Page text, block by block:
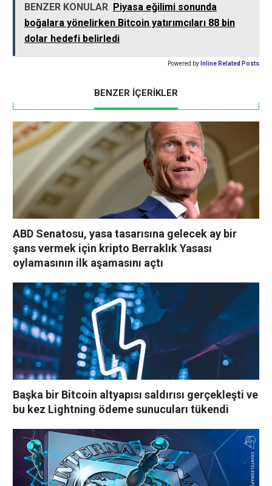
BENZER KONULAR Piyasa eğilimi sonunda
boğalara yönelirken Bitcoin yatırımcıları 88 bin
dolar hedefi belirledi
Powered by Inline Related Posts
BENZER İÇERİKLER
ABD Senatosu, yasa tasarısına gelecek ay bir
şans vermek için kripto Berraklık Yasası
oylamasının ilk aşamasını açtı
Başka bir Bitcoin altyapısı saldırısı gerçekleşti ve
bu kez Lightning ödeme sunucuları tükendi